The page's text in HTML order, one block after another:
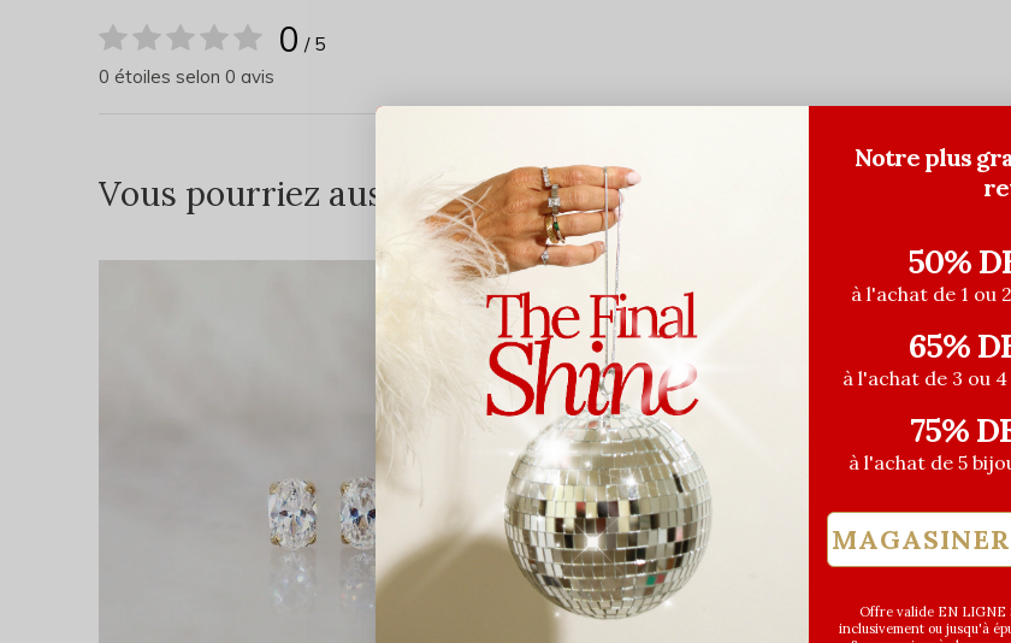
0 / 5
0 étoiles selon 0 avis
Vous pourriez aussi aimer...
Notre plus
50%
à l'achat de 1 ou
65%
à l'achat de 3 ou
75%
à l'achat de 5
Offre valide EN LIGNE
inclusivement ou jusqu'à